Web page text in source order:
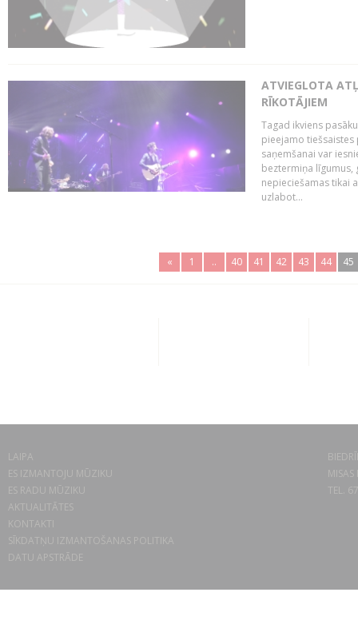
ATVIEGLOTA
RĪKOTĀJIEM
Tagad ikviens
pieejamo tiešsaistes
saņemšanai var
beztermiņa līgumus,
nepieciešamas tikai
uzlabot...
« 1 .. 40 41 42 43 44 45
LAIPA
ES IZMANTOJU MŪZIKU
ES RADU MŪZIKU
AKTUALITĀTES
KONTAKTI
SĪKDATŅU IZMANTOŠANAS POLITIKA
DATU APSTRĀDE
TEL.